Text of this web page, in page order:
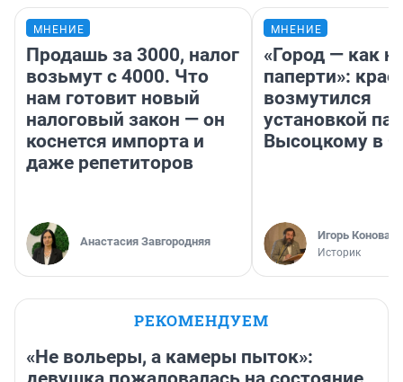
МНЕНИЕ
Продашь за 3000, налог
возьмут с 4000. Что
нам готовит новый
налоговый закон — он
коснется импорта и
даже репетиторов
Анастасия Завгородняя
МНЕНИЕ
«Город — как
паперти»:
возмутился
установкой
Высоцкому в
Игорь
Историк
РЕКОМЕНДУЕМ
«Не вольеры, а камеры пыток»: